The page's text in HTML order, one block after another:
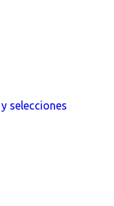
selecciones